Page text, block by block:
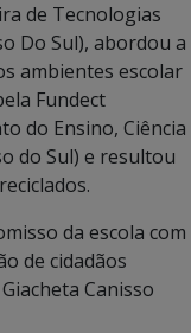
de Tecnologias
Do Sul), abordou a
ambientes escolar
Fundect
do Ensino, Ciência
do Sul) e resultou
da escola com
de cidadãos
Canisso